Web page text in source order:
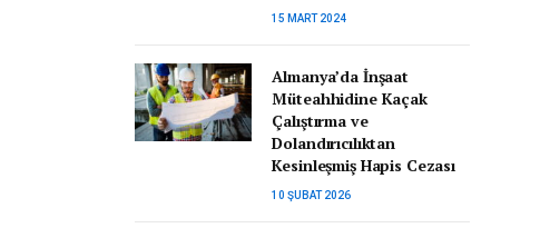
15 MART 2024
Almanya’da İnşaat
Müteahhidine Kaçak
Çalıştırma ve
Dolandırıcılıktan
Kesinleşmiş Hapis Cezası
10 ŞUBAT 2026